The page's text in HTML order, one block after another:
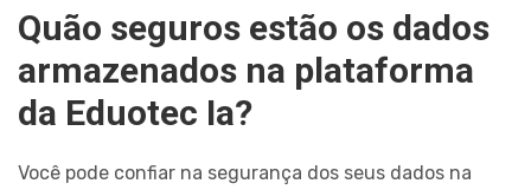
Quão seguros estão os dados
armazenados na plataforma
da Eduotec Ia?
Você pode confiar na segurança dos seus dados na